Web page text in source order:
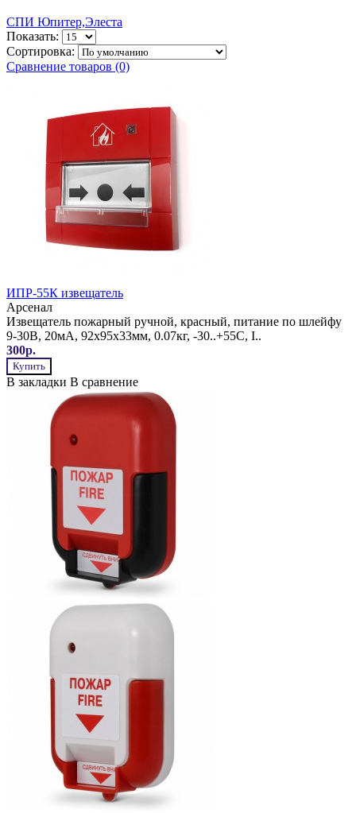
СПИ Юпитер,Элеста
Показать:
Сортировка:
Сравнение товаров (0)
ИПР-55К извещатель
Арсенал
Извещатель пожарный ручной, красный, питание по шлейфу
9-30В, 20мА, 92х95х33мм, 0.07кг, -30..+55С, I..
300р.
Купить
В закладки В сравнение